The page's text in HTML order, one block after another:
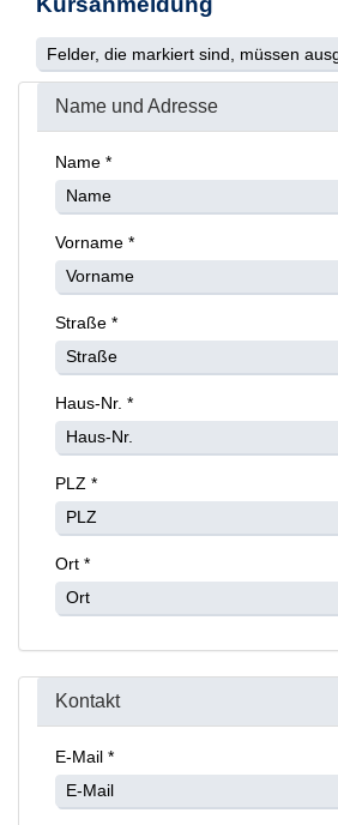
Felder, die markiert sind, müssen
Name und Adresse
Name *
Vorname *
Straße *
Haus-Nr. *
PLZ *
Ort *
Kontakt
E-Mail *